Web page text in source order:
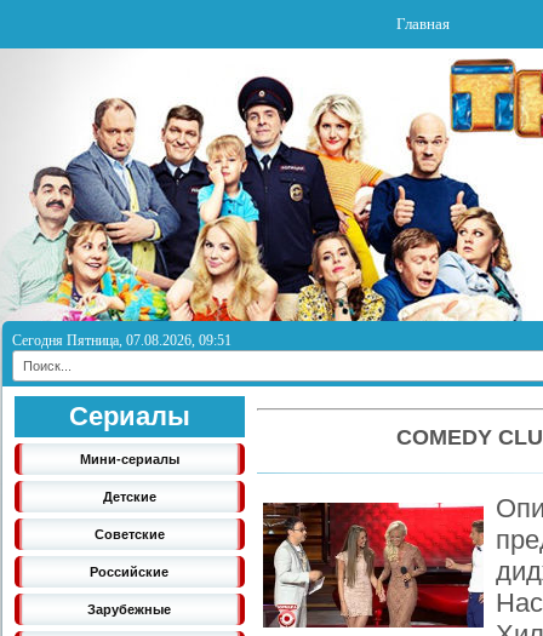
Главная
Сегодня Пятница, 07.08.2026, 09:51
Сериалы
Мини-сериалы
Детские
Советские
Российские
Зарубежные
COMEDY